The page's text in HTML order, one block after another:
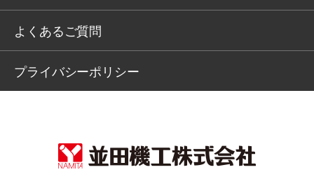
よくあるご質問
プライバシーポリシー